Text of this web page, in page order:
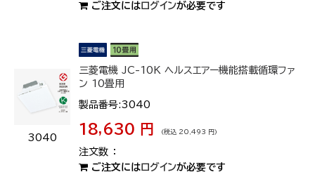
ご注文には ログインが必要です
3040
三菱電機 JC-10K ヘルスエアー機能搭載循環ファ
ン 10畳用
製品番号:3040
18,630 円 (税込 20,493 円)
ご注文にはログインが必要です